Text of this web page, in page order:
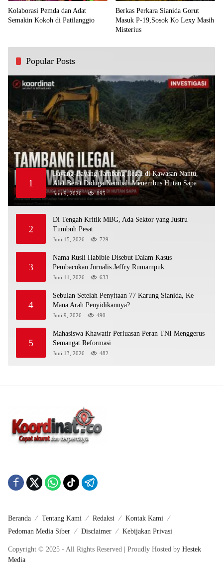
Kolaborasi Pemda dan Adat
Semakin Kokoh di Patilanggio
Berkas Perkara Sianida Gorut
Masuk P-19,Sosok Ko Lexy Masih
Misterius
Popular Posts
1
Bayang-Bayang Tambang Ilegal di Kawasan Nantu,
Alat Berat Diduga Kembali Menembus Hutan Sapa
Juni 9, 2026 895
2
Di Tengah Kritik MBG, Ada Sektor yang Justru
Tumbuh Pesat
Juni 15, 2026 729
3
Nama Rusli Habibie Disebut Dalam Kasus
Pembacokan Jurnalis Jeffry Rumampuk
Juni 11, 2026 633
4
Sebulan Setelah Penyitaan 77 Karung Sianida, Ke
Mana Arah Penyidikannya?
Juni 9, 2026 490
5
Mahasiswa Khawatir Perluasan Peran TNI Menggerus
Semangat Reformasi
Juni 13, 2026 482
Beranda Tentang Kami Redaksi
Kontak Kami
Pedoman Media Siber
Disclaimer Kebijakan Privasi
Copyright © 2025 - All Rights Reserved | Proudly Hosted by Hestek
Media